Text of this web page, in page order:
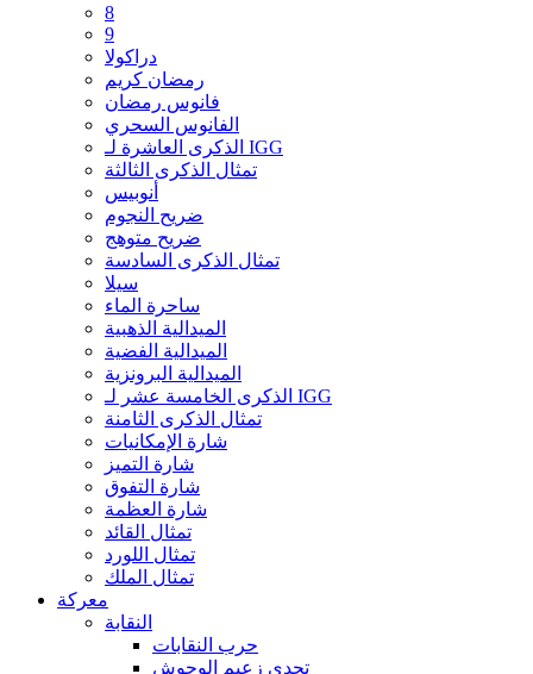
8
9
دراكولا
رمضان كريم
فانوس رمضان
الفانوس السحري
الذكرى العاشرة لـ IGG
تمثال الذكرى الثالثة
أنوبيس
ضريح النجوم
ضريح متوهج
تمثال الذكرى السادسة
سيلا
ساحرة الماء
الميدالية الذهبية
الميدالية الفضية
الميدالية البرونزية
الذكرى الخامسة عشر لـ IGG
تمثال الذكرى الثامنة
شارة الإمكانيات
شارة التميز
شارة التفوق
شارة العظمة
تمثال القائد
تمثال اللورد
تمثال الملك
معركة
النقابة
حرب النقابات
تحدي زعيم الوحوش